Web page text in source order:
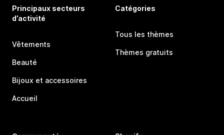
Principaux secteurs
d’activité
Vêtements
Beauté
Bijoux et accessoires
Accueil
Catégories
Tous les thèmes
Thèmes gratuits